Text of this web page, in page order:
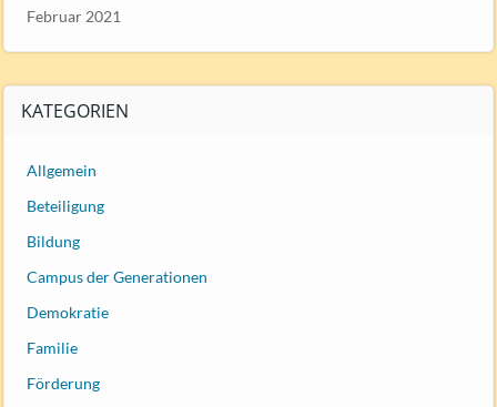
Februar 2021
KATEGORIEN
Allgemein
Beteiligung
Bildung
Campus der Generationen
Demokratie
Familie
Förderung